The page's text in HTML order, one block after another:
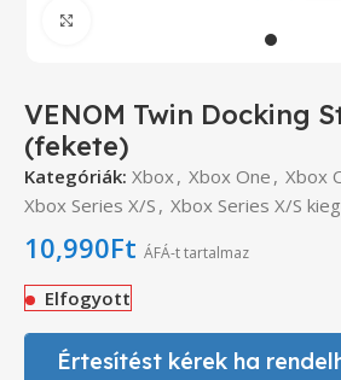
VENOM Twin Docking
(fekete)
Kategóriák: Xbox , Xbox One , Xbox
Xbox Series X/S , Xbox Series X/S
10,990Ft ÁFÁ-t tartalmaz
Elfogyott
Értesítést kérek ha